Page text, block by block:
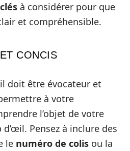
à considérer pour que
et compréhensible.
CONCIS
doit être évocateur et
à votre
l’objet de votre
Pensez à inclure des
le numéro de colis ou la